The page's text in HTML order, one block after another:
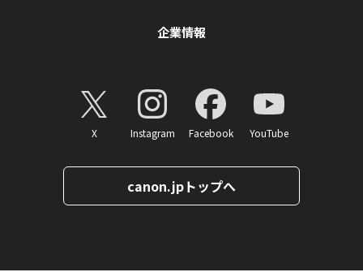
企業情報
X Instagram Facebook YouTube
canon.jpトップへ